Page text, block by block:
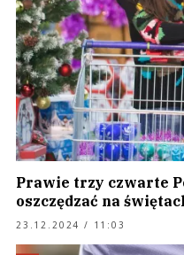
Prawie trzy czwarte
oszczędzać na
23.12.2024 / 11:03